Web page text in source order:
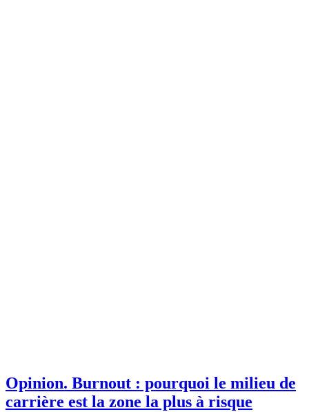
Opinion. Burnout : pourquoi le milieu de
carrière est la zone la plus à risque